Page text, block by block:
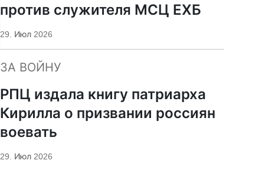
против служителя МСЦ ЕХБ
29. Июл 2026
ЗА ВОЙНУ
РПЦ издала книгу патриарха
Кирилла о призвании россиян
воевать
29. Июл 2026